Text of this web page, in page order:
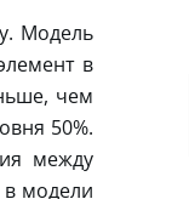
Модель
в
чем
50%.
между
в модели